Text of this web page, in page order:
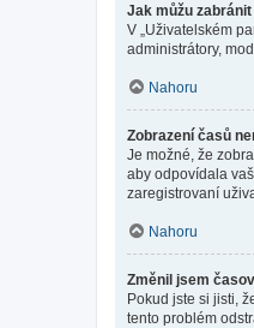
Jak můžu
V „Uživatelském
administrátory,
Nahoru
Zobrazení časů
Je možné, že
aby odpovídala
zaregistrovaní
Nahoru
Změnil jsem
Pokud jste si jisti,
tento problém